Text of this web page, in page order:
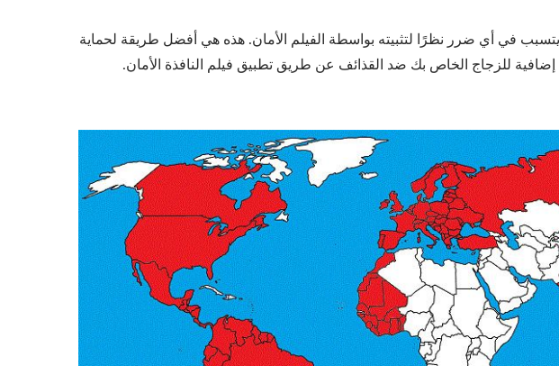
في أي ضرر نظرًا لتثبيته بواسطة الفيلم الأمان. هذه هي أفضل طريقة لحماية
للزجاج الخاص بك ضد القذائف عن طريق تطبيق فيلم النافذة الأمان.
فيلم نافذة للسلامة والأمان فيلم نافذة عاكس معماري